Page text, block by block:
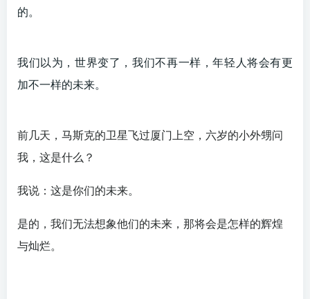
的。
我们以为，世界变了，我们不再一样，年轻人将会有更
加不一样的未来。
前几天，马斯克的卫星飞过厦门上空，六岁的小外甥问
我，这是什么？
我说：这是你们的未来。
是的，我们无法想象他们的未来，那将会是怎样的辉煌
与灿烂。